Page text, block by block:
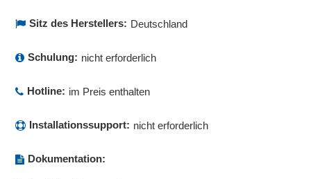
Sitz des Herstellers: Deutschland
Schulung: nicht erforderlich
Hotline: im Preis enthalten
Installationssupport: nicht erforderlich
Dokumentation: